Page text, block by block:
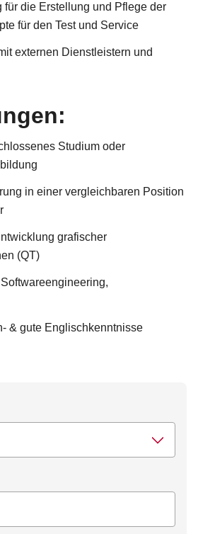
für die Erstellung und Pflege der
für den Test und Service
externen Dienstleistern und
Studium oder
in einer vergleichbaren Position
grafischer
(QT)
& gute Englischkenntnisse